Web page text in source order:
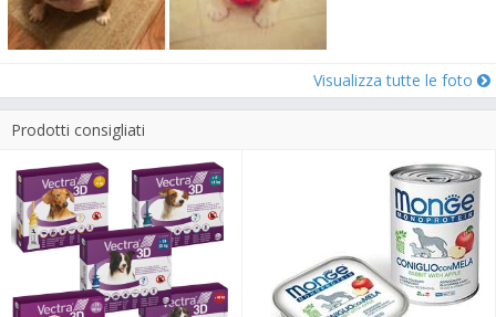
Visualizza tutte le foto
Prodotti consigliati